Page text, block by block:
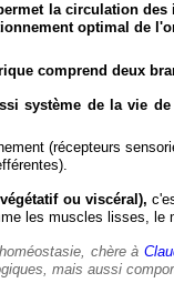
la circulation
optimal de
comprend deux
système de la vie
(récepteurs
ou viscéral),
les muscles lisses,
chère à
mais aussi